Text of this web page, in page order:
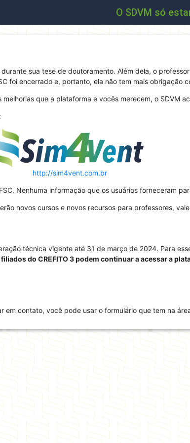
O SDVM só
sua tese de doutoramento. Além dela, o
foi encerrado e, portanto, ela não tem mais obrigação
que a plataforma e vocês merecem, o SDVM
http://sim4vent.com.br
Nenhuma informação que os usuários forneceram
novos cursos e novos recursos para professores,
técnica vigente até 31 de março de 2024. Para
filiados do CREFITO 3 podem continuar a acessar a
contato, você pode usar o formulário que tem na